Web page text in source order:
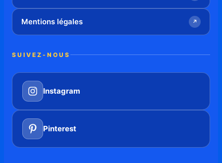
Mentions légales ↗
SUIVEZ-NOUS
Instagram
Pinterest